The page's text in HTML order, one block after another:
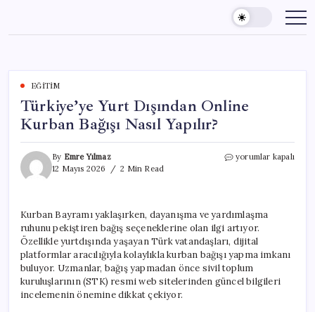
content
EĞITIM
Türkiye’ye Yurt Dışından Online
Kurban Bağışı Nasıl Yapılır?
By Emre Yılmaz
12 Mayıs 2026
2 Min Read
Türkiye’ye
Bağışı
Nasıl
Yapılır?
için
yorumlar kapalı
Kurban Bayramı yaklaşırken, dayanışma ve yardımlaşma
ruhunu pekiştiren bağış seçeneklerine olan ilgi artıyor.
Özellikle yurtdışında yaşayan Türk vatandaşları, dijital
platformlar aracılığıyla kolaylıkla kurban bağışı yapma imkanı
buluyor. Uzmanlar, bağış yapmadan önce sivil toplum
kuruluşlarının (STK) resmi web sitelerinden güncel bilgileri
incelemenin önemine dikkat çekiyor.